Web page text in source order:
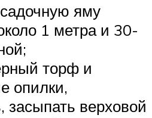
яму
1 метра и 30-
торф и
опилки,
засыпать верховой